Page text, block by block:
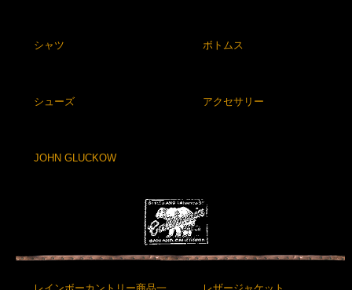
シャツ ボトムス
シューズ アクセサリー
JOHN GLUCKOW